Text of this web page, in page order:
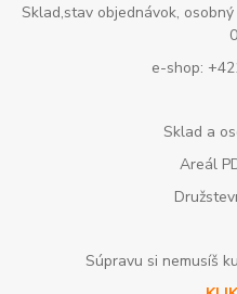
Sklad,stav objednávok,
e-shop:
Sklad a
Areál
Súpravu si nemusíš